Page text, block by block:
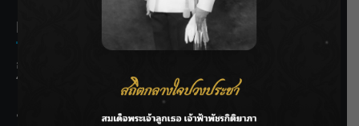
Recent Posts
กรมประมงฟื้น “บ้านธารทอง” จากป่าเสื่อมโทรม สู่แหล่ง
โปรตีนยั่งยืนตามพระราชดำริ
“MARQUISE (มาร์คีส์) บุกตลาดโกลบอลต่อเนื่อง ส่งซิงเกิลที่